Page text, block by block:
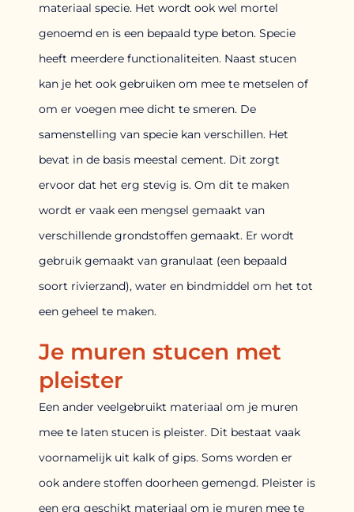
materiaal specie. Het wordt ook wel mortel
genoemd en is een bepaald type beton. Specie
heeft meerdere functionaliteiten. Naast stucen
kan je het ook gebruiken om mee te metselen of
om er voegen mee dicht te smeren. De
samenstelling van specie kan verschillen. Het
bevat in de basis meestal cement. Dit zorgt
ervoor dat het erg stevig is. Om dit te maken
wordt er vaak een mengsel gemaakt van
verschillende grondstoffen gemaakt. Er wordt
gebruik gemaakt van granulaat (een bepaald
soort rivierzand), water en bindmiddel om het tot
een geheel te maken.
Je muren stucen met
pleister
Een ander veelgebruikt materiaal om je muren
mee te laten stucen is pleister. Dit bestaat vaak
voornamelijk uit kalk of gips. Soms worden er
ook andere stoffen doorheen gemengd. Pleister is
een erg geschikt materiaal om je muren mee te